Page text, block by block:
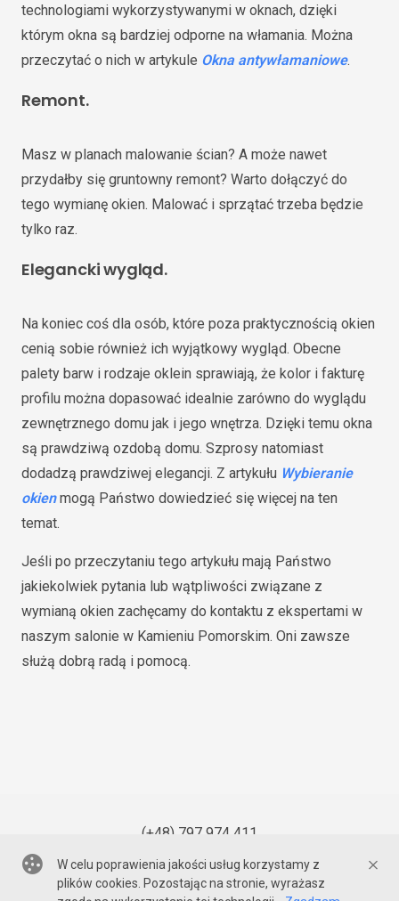
technologiami wykorzystywanymi w oknach, dzięki
którym okna są bardziej odporne na włamania. Można
przeczytać o nich w artykule Okna antywłamaniowe.
Remont.
Masz w planach malowanie ścian? A może nawet
przydałby się gruntowny remont? Warto dołączyć do
tego wymianę okien. Malować i sprzątać trzeba będzie
tylko raz.
Elegancki wygląd.
Na koniec coś dla osób, które poza praktycznością okien
cenią sobie również ich wyjątkowy wygląd. Obecne
palety barw i rodzaje oklein sprawiają, że kolor i fakturę
profilu można dopasować idealnie zarówno do wyglądu
zewnętrznego domu jak i jego wnętrza. Dzięki temu okna
są prawdziwą ozdobą domu. Szprosy natomiast
dodadzą prawdziwej elegancji. Z artykułu Wybieranie
okienmogą Państwo dowiedzieć się więcej na ten
temat.
Jeśli po przeczytaniu tego artykułu mają Państwo
jakiekolwiek pytania lub wątpliwości związane z
wymianą okien zachęcamy do kontaktu z ekspertami w
naszym salonie w Kamieniu Pomorskim. Oni zawsze
służą dobrą radą i pomocą.
(+48) 797 974 411
W celu poprawienia jakości usług korzystamy z
plików cookies. Pozostając na stronie, wyrażasz